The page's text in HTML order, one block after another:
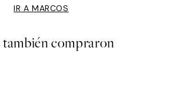
IR A MARCOS
compraron